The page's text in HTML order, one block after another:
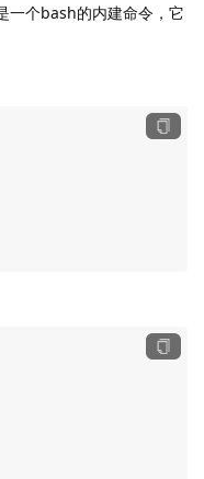
一个bash的内建命令，它